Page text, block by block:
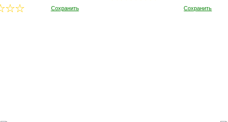
Сохранить Сохранить